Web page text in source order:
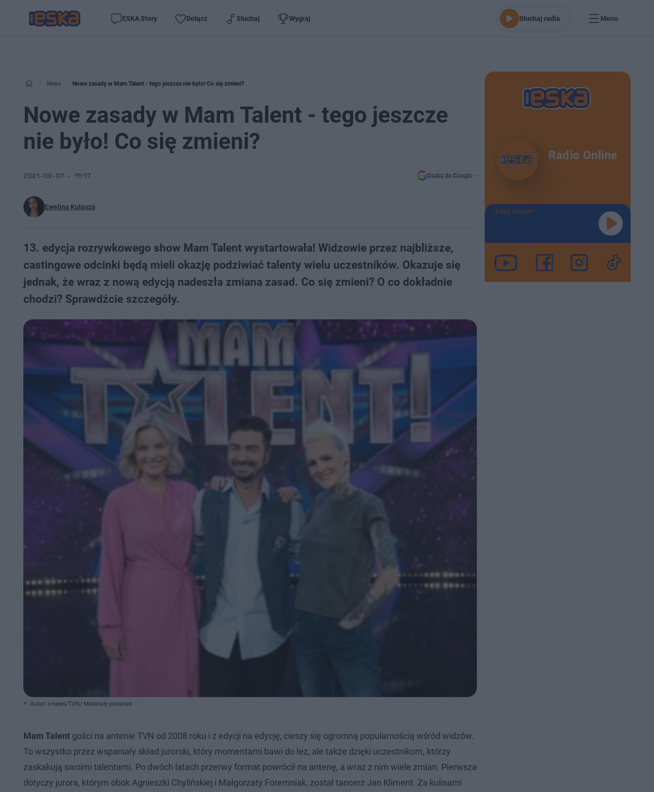
ESKA Story Dołącz Słuchaj Wygraj Słuchaj radia Menu
News Nowe zasady w Mam Talent - tego jeszcze nie było! Co się zmieni?
Nowe zasady w Mam Talent - tego jeszcze
nie było! Co się zmieni?
Ewelina Kulasza
2021-09-07 11:17 Dodaj do Google
13. edycja rozrywkowego show Mam Talent wystartowała! Widzowie przez najbliższe,
castingowe odcinki będą mieli okazję podziwiać talenty wielu uczestników. Okazuje się
jednak, że wraz z nową edycją nadeszła zmiana zasad. Co się zmieni? O co dokładnie
chodzi? Sprawdźcie szczegóły.
Autor: x-news/TVN/ Materiały prasowe
Mam Talent gości na antenie TVN od 2008 roku i z edycji na edycję, cieszy się ogromną popularnością wśród widzów.
To wszystko przez wspaniały skład jurorski, który momentami bawi do łez, ale także dzięki uczestnikom, którzy
zaskakują swoimi talentami. Po dwóch latach przerwy format powrócił na antenę, a wraz z nim wiele zmian. Pierwsza
dotyczy jurora, którym obok Agnieszki Chylińskiej i Małgorzaty Foremniak, został tancerz Jan Kliment. Za kulisami
Radio Online
TERAZ GRAMY